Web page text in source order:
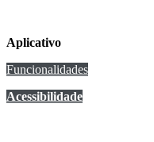
Aplicativo
Funcionalidades
Acessibilidade